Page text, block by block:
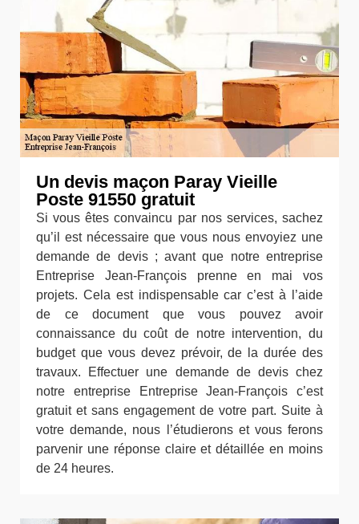
Un devis maçon Paray Vieille
Poste 91550 gratuit
Si vous êtes convaincu par nos services, sachez
qu’il est nécessaire que vous nous envoyiez une
demande de devis ; avant que notre entreprise
Entreprise Jean-François prenne en mai vos
projets. Cela est indispensable car c’est à l’aide
de ce document que vous pouvez avoir
connaissance du coût de notre intervention, du
budget que vous devez prévoir, de la durée des
travaux. Effectuer une demande de devis chez
notre entreprise Entreprise Jean-François c’est
gratuit et sans engagement de votre part. Suite à
votre demande, nous l’étudierons et vous ferons
parvenir une réponse claire et détaillée en moins
de 24 heures.